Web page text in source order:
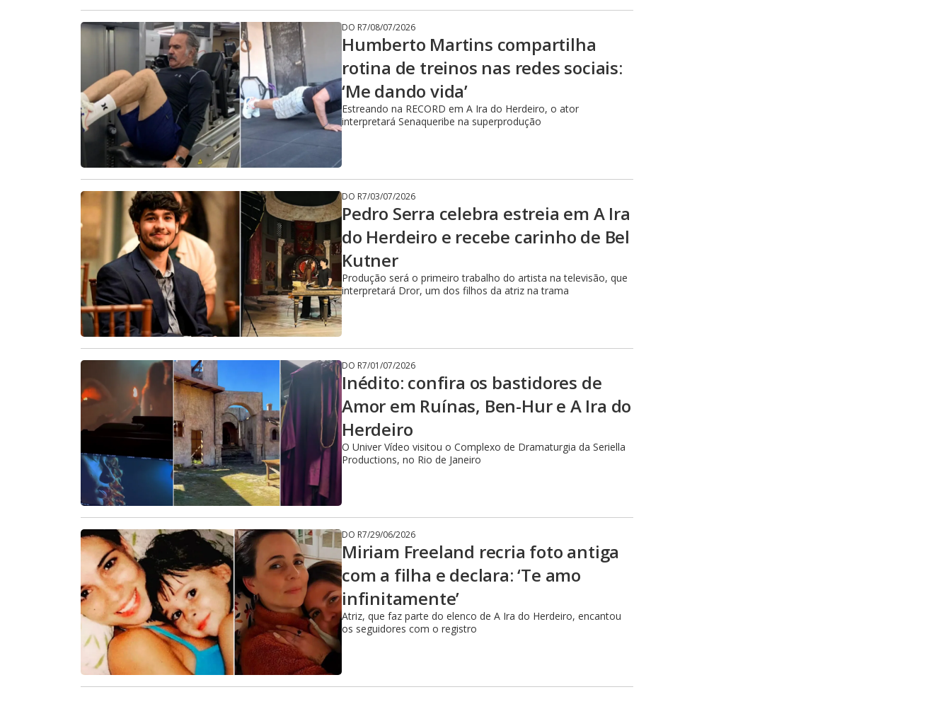
DO R7/08/07/2026
Humberto Martins compartilha
rotina de treinos nas redes sociais:
‘Me dando vida’
Estreando na RECORD em A Ira do Herdeiro, o ator
interpretará Senaqueribe na superprodução
DO R7/03/07/2026
Pedro Serra celebra estreia em A Ira
do Herdeiro e recebe carinho de Bel
Kutner
Produção será o primeiro trabalho do artista na televisão, que
interpretará Dror, um dos filhos da atriz na trama
DO R7/01/07/2026
Inédito: confira os bastidores de
Amor em Ruínas, Ben-Hur e A Ira do
Herdeiro
O Univer Vídeo visitou o Complexo de Dramaturgia da Seriella
Productions, no Rio de Janeiro
DO R7/29/06/2026
Miriam Freeland recria foto antiga
com a filha e declara: ‘Te amo
infinitamente’
Atriz, que faz parte do elenco de A Ira do Herdeiro, encantou
os seguidores com o registro